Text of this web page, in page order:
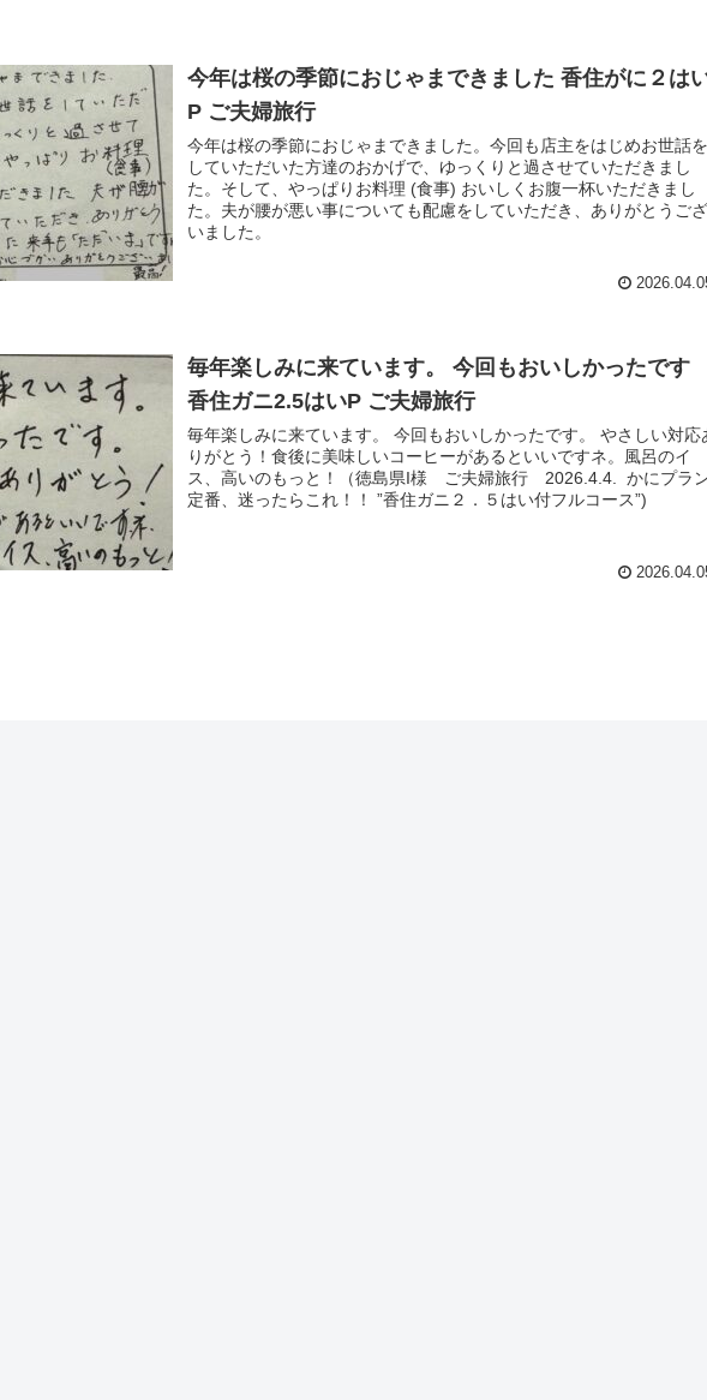
今年は桜の季節におじゃまできました 香住がに２は
P ご夫婦旅行
今年は桜の季節におじゃまできました。今回も店主をはじめお世話を
していただいた方達のおかげで、ゆっくりと過させていただきまし
た。そして、やっぱりお料理 (食事) おいしくお腹一杯いただきまし
た。夫が腰が悪い事についても配慮をしていただき、ありがとうござ
いました。
毎年楽しみに来ています。 今回もおいしかったです
香住ガニ2.5はいP ご夫婦旅行
毎年楽しみに来ています。 今回もおいしかったです。 やさしい対応
りがとう！食後に美味しいコーヒーがあるといいですネ。風呂のイ
ス、高いのもっと！（徳島県I様 ご夫婦旅行 2026.4.4. かにプラ
定番、迷ったらこれ！！ ”香住ガニ２．５はい付フルコース”)